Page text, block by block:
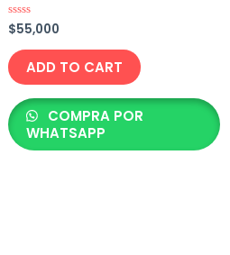
Rated
0
out
of
5
$55,000
ADD TO CART
COMPRA POR
WHATSAPP